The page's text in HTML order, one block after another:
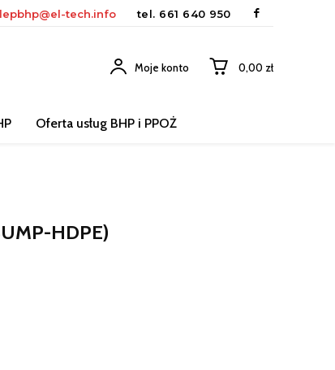
tech.info tel. 661 640 950
Moje konto 0,00 zł
Oferta usług BHP i PPOŻ
HDPE)